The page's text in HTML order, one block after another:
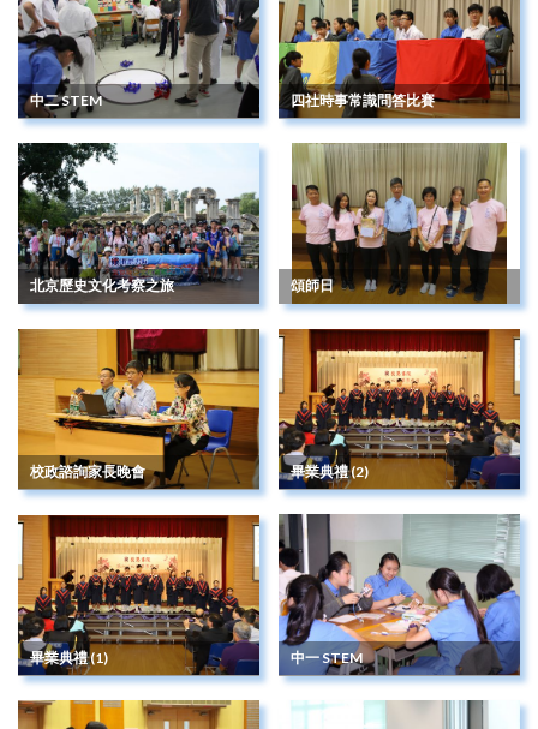
中二 STEM 四社時事常識問答比賽
北京歷史文化考察之旅 頌師日
校政諮詢家長晚會 畢業典禮 (2)
畢業典禮 (1) 中一 STEM